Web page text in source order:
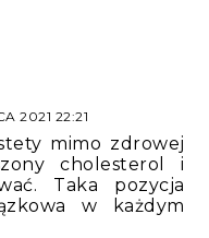
2021 22:21
mimo zdrowej
cholesterol i
Taka pozycja
w każdym